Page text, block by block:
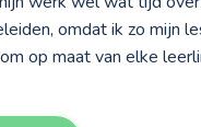
omdat ik zo mijn
op maat van elke